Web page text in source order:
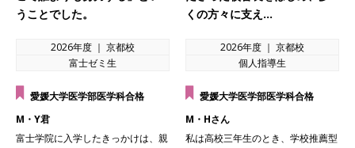
うことでした。
2026年度 ｜ 京都校
富士ゼミ生
愛媛大学医学部医学科合格
M・Y君
富士学院に入学したきっかけは、親
くの方々に支え…
2026年度 ｜ 京都校
個人指導生
愛媛大学医学部医学科合格
M・Hさん
私は高校三年生のとき、学校推薦型